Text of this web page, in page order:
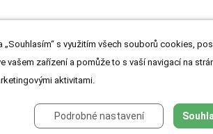
„Souhlasím“ s využitím všech souborů cookies,
vašem zařízení a pomůže to s vaší navigací na
aktivitami.
Podrobné nastavení